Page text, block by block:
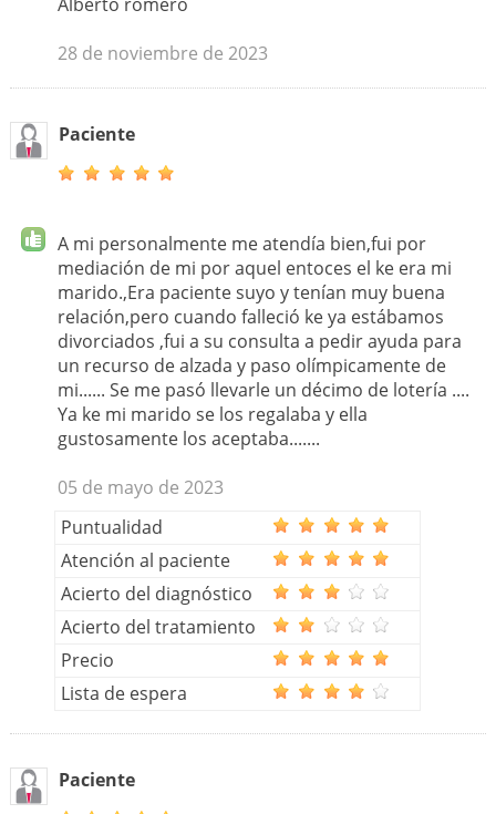
28 de noviembre de 2023
Paciente
A mi personalmente me atendía bien,fui por
mediación de mi por aquel entoces el ke era mi
marido.,Era paciente suyo y tenían muy buena
relación,pero cuando falleció ke ya estábamos
divorciados ,fui a su consulta a pedir ayuda para
un recurso de alzada y paso olímpicamente de
mi...... Se me pasó llevarle un décimo de lotería ....
Ya ke mi marido se los regalaba y ella
gustosamente los aceptaba.......
05 de mayo de 2023
Puntualidad
Atención al paciente
Acierto del diagnóstico
Acierto del tratamiento
Precio
Lista de espera
Paciente